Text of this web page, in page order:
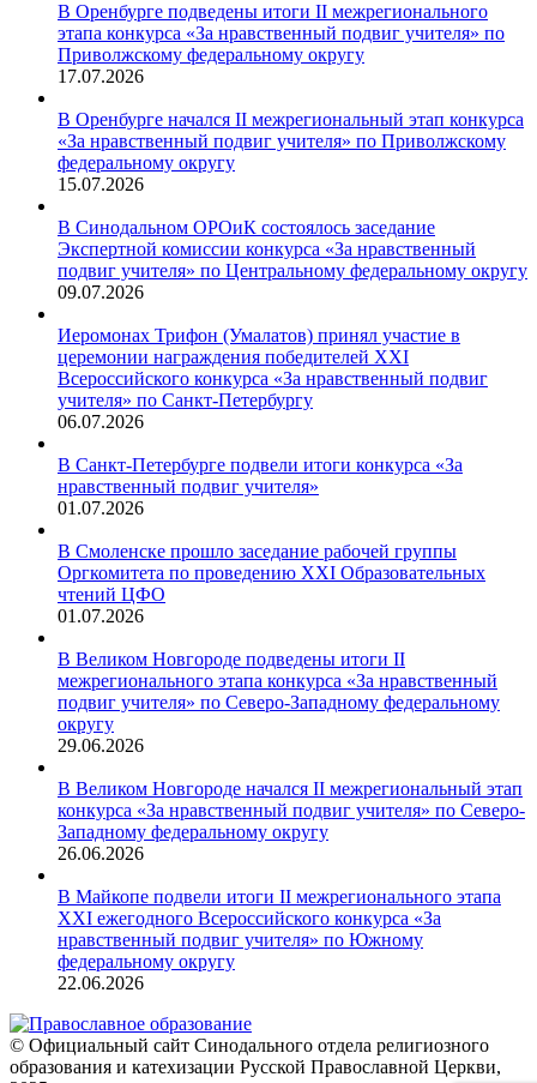
В Оренбурге подведены итоги II межрегионального
этапа конкурса «За нравственный подвиг учителя» по
Приволжскому федеральному округу
17.07.2026
В Оренбурге начался II межрегиональный этап конкурса
«За нравственный подвиг учителя» по Приволжскому
федеральному округу
15.07.2026
В Синодальном ОРОиК состоялось заседание
Экспертной комиссии конкурса «За нравственный
подвиг учителя» по Центральному федеральному округу
09.07.2026
Иеромонах Трифон (Умалатов) принял участие в
церемонии награждения победителей XXI
Всероссийского конкурса «За нравственный подвиг
учителя» по Санкт-Петербургу
06.07.2026
В Санкт-Петербурге подвели итоги конкурса «За
нравственный подвиг учителя»
01.07.2026
В Смоленске прошло заседание рабочей группы
Оргкомитета по проведению XXI Образовательных
чтений ЦФО
01.07.2026
В Великом Новгороде подведены итоги II
межрегионального этапа конкурса «За нравственный
подвиг учителя» по Северо-Западному федеральному
округу
29.06.2026
В Великом Новгороде начался II межрегиональный этап
конкурса «За нравственный подвиг учителя» по Северо-
Западному федеральному округу
26.06.2026
В Майкопе подвели итоги II межрегионального этапа
XXI ежегодного Всероссийского конкурса «За
нравственный подвиг учителя» по Южному
федеральному округу
22.06.2026
© Официальный сайт Синодального отдела религиозного
образования и катехизации Русской Православной Церкви,